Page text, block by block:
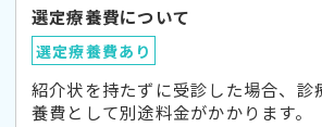
選定療養費について
選定療養費あり
紹介状を持たずに受診した場合、診
養費として別途料金がかかります。